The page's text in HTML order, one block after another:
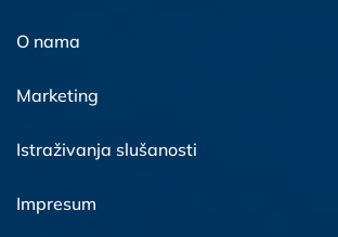
O nama
Marketing
Istraživanja slušanosti
Impresum